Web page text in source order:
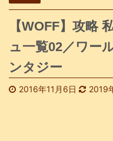
【WOFF】攻略
ュ一覧02／ワー
ンタジー
2016年11月6日 2019